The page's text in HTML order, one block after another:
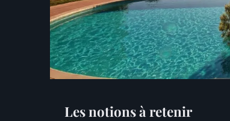
Les notions à retenir